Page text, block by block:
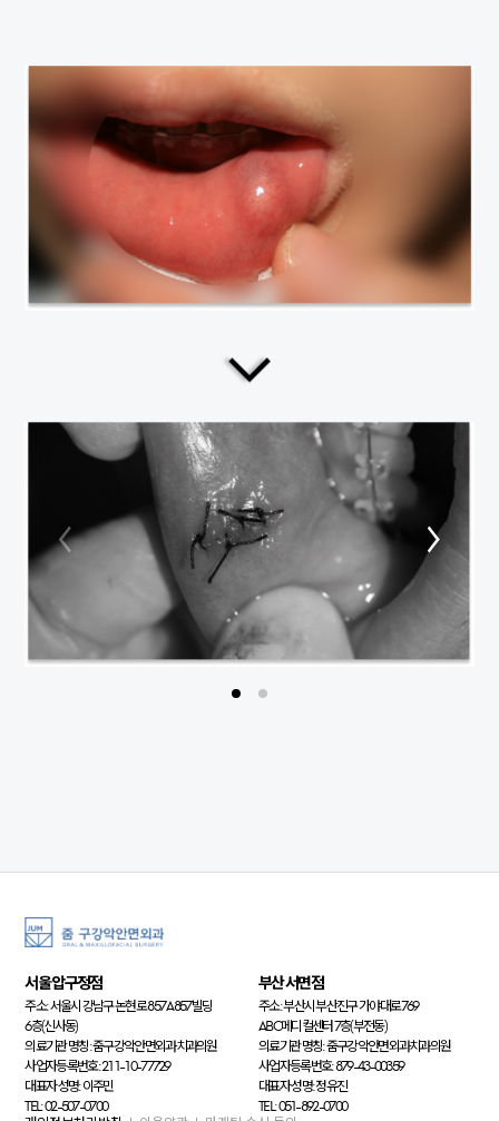
서울 압구정점
주소: 서울시 강남구 논현로 857 A857빌딩
6층(신사동)
의료기관 명칭: 줌구강악안면외과치과의원
사업자등록번호: 211-10-77729
대표자 성명: 이주민
TEL: 02-507-0700
부산 서면점
주소: 부산시 부산진구 가야대로 769
ABC메디컬센터 7층(부전동)
의료기관 명칭: 줌구강악안면외과치과의원
사업자등록번호: 879-43-00359
대표자 성명: 정유진
TEL: 051-892-0700